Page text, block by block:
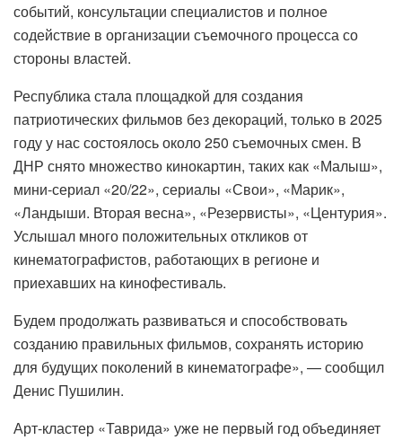
событий, консультации специалистов и полное
содействие в организации съемочного процесса со
стороны властей.
Республика стала площадкой для создания
патриотических фильмов без декораций, только в 2025
году у нас состоялось около 250 съемочных смен. В
ДНР снято множество кинокартин, таких как «Малыш»,
мини-сериал «20/22», сериалы «Свои», «Марик»,
«Ландыши. Вторая весна», «Резервисты», «Центурия».
Услышал много положительных откликов от
кинематографистов, работающих в регионе и
приехавших на кинофестиваль.
Будем продолжать развиваться и способствовать
созданию правильных фильмов, сохранять историю
для будущих поколений в кинематографе», — сообщил
Денис Пушилин.
Арт-кластер «Таврида» уже не первый год объединяет